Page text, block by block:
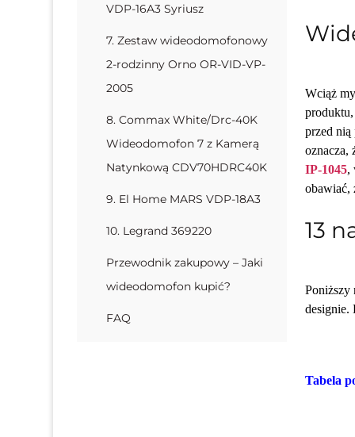
VDP-16A3 Syriusz
7. Zestaw wideodomofonowy
2-rodzinny Orno OR-VID-VP-
2005
8. Commax White/Drc-40K
Wideodomofon 7 z Kamerą
Natynkową CDV70HDRC40K
9. El Home MARS VDP-18A3
10. Legrand 369220
Przewodnik zakupowy – Jaki
wideodomofon kupić?
FAQ
Wciąż
przed nią
oznacza,
IP-1045,
obawiać,
13
Poniższy
designie.
Tabela